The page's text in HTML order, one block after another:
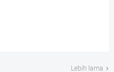
Lebih lama